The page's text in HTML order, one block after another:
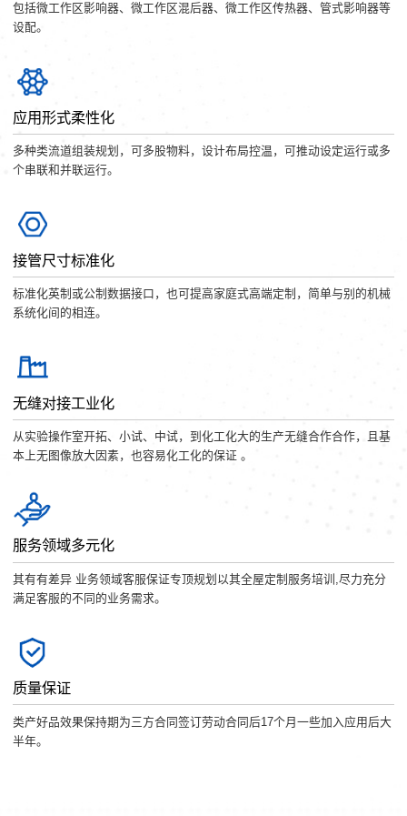
包括微工作区影响器、微工作区混后器、微工作区传热器、管式影响器等
设配。
应用形式柔性化
多种类流道组装规划，可多股物料，设计布局控温，可推动设定运行或多
个串联和并联运行。
接管尺寸标准化
标准化英制或公制数据接口，也可提高家庭式高端定制，简单与别的机械
系统化间的相连。
无缝对接工业化
从实验操作室开拓、小试、中试，到化工化大的生产无缝合作合作，且基
本上无图像放大因素，也容易化工化的保证 。
服务领域多元化
其有有差异 业务领域客服保证专顶规划以其全屋定制服务培训,尽力充分
满足客服的不同的业务需求。
质量保证
类产好品效果保持期为三方合同签订劳动合同后17个月一些加入应用后大
半年。